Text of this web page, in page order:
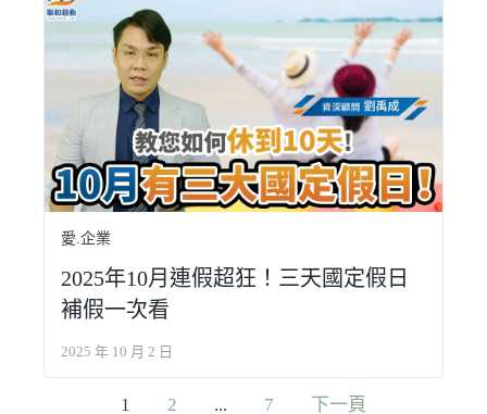
愛.企業
2025年10月連假超狂！三天國定假日
補假一次看
2025 年 10 月 2 日
1 2 ... 7 下一頁